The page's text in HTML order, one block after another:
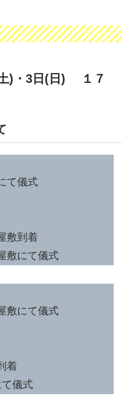
)・3日(日)
１７
て儀式
敷到着
敷にて儀式
敷にて儀式
着
儀式